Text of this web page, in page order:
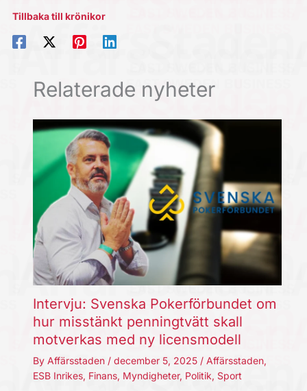
Tillbaka till krönikor
Relaterade nyheter
Intervju: Svenska Pokerförbundet om
hur misstänkt penningtvätt skall
motverkas med ny licensmodell
By Affärsstaden / december 5, 2025 / Affärsstaden,
ESB Inrikes, Finans, Myndigheter, Politik, Sport